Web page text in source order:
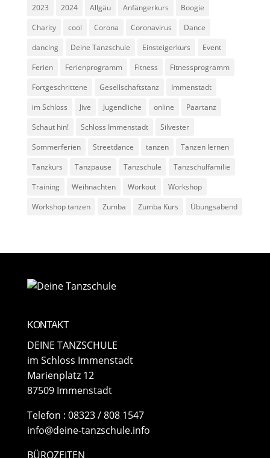
2023 2024 Allgäu Anfängerkurs
Boogie
Charity
cool Corona Coronavirus
Dance
dancing
Deine Tanzschule Einsteigerkurs
Event
Ferien
Ferienprogramm Fitness
Fitnessprogramm
Fortgeschrittene
Gesellschaftstanz
Immenstadt
im Schloss
Jive Jugendliche online
Paartanz
Schaut hin!
Schloss Immenstadt
Silvester
Sommerferien
Streetdance tanzen
Tanzen lernen
Tanzkurs
Tanzpause Tanzschule
Tanzschulfamilie
Training
Weihnachten Workout
Workshop
Workshop tanzen
Zumba Zumba Kurs Übungsabend
KONTAKT
DEINE TANZSCHULE
im Schloss Immenstadt
Marienplatz 12
87509 Immenstadt
​Telefon : 08323 / 808 1547
info@deine-tanzschule.info
BÜROZEITEN